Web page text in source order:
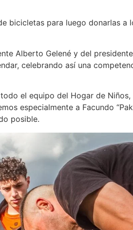
bicicletas para luego donarlas a
Alberto Gelené y del
celebrando así una
el equipo del Hogar de
especialmente a Facundo
posible.